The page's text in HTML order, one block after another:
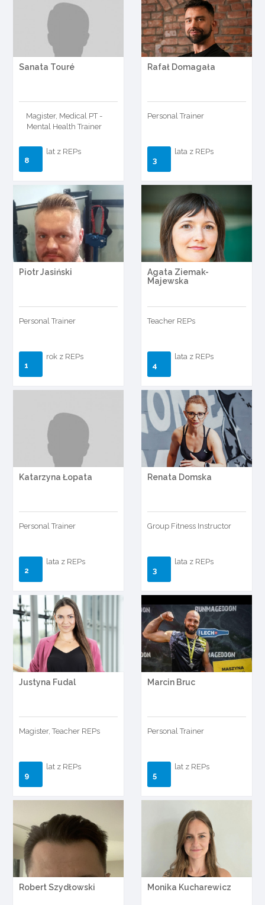
Sanata Touré
Magister, Medical PT -
Mental Health Trainer
8
lat z REPs
Rafał Domagała
Personal Trainer
3
lata z REPs
Piotr Jasiński
Personal Trainer
1
rok z REPs
Agata Ziemak-
Majewska
Teacher REPs
4
lata z REPs
Katarzyna Łopata
Personal Trainer
2
lata z REPs
Renata Domska
Group Fitness Instructor
3
lata z REPs
Justyna Fudal
Magister, Teacher REPs
9
lat z REPs
Marcin Bruc
Personal Trainer
5
lat z REPs
Robert Szydłowski Monika Kucharewicz